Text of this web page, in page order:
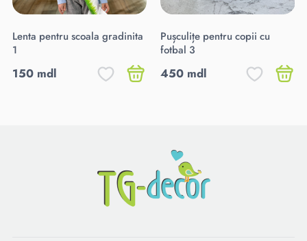
Lenta pentru scoala gradinita
1
150 mdl
Pușculițe pentru copii cu
fotbal 3
450 mdl